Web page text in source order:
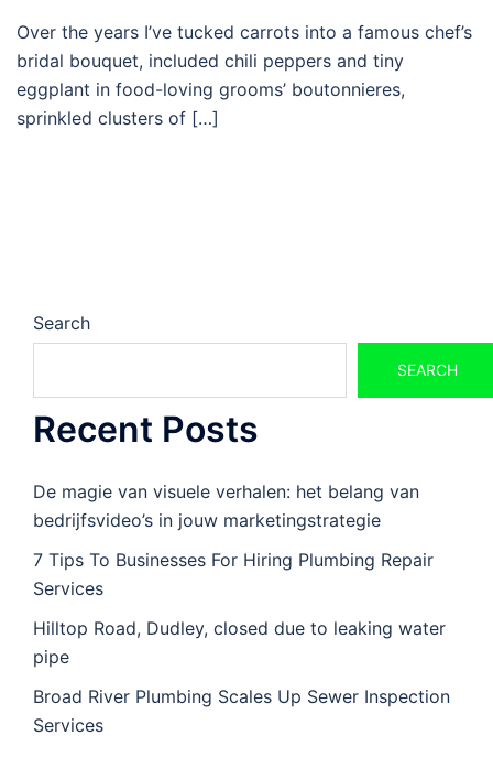
Over the years I’ve tucked carrots into a famous chef’s
bridal bouquet, included chili peppers and tiny
eggplant in food-loving grooms’ boutonnieres,
sprinkled clusters of […]
Search
SEARCH
Recent Posts
De magie van visuele verhalen: het belang van
bedrijfsvideo’s in jouw marketingstrategie
7 Tips To Businesses For Hiring Plumbing Repair
Services
Hilltop Road, Dudley, closed due to leaking water
pipe
Broad River Plumbing Scales Up Sewer Inspection
Services